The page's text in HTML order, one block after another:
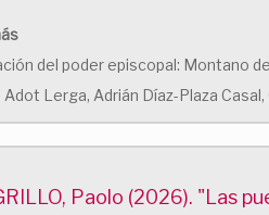
del poder episcopal: Montano
Lerga, Adrián Díaz-Plaza
Paolo (2026). "Las